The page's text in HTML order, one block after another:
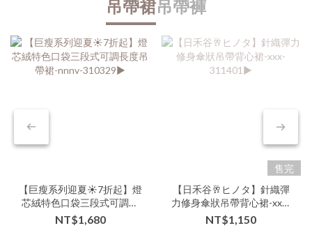
吊帶裙吊帶褲
【巨瘦系列迎夏☀️7折起】燈
芯絨特色口袋三段式可調長
度吊帶裙-nnnv-310329▶
NT$1,680
售完
【日禾谷🥂ヒノタ】針織彈
力修身傘狀吊帶背心裙-xxx-
311401▶
NT$1,150